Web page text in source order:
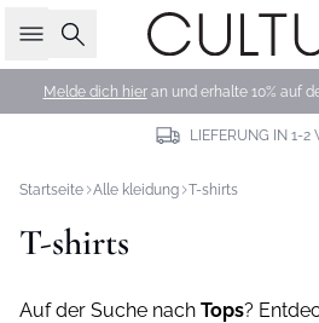
Suche
Melde dich hieran und erhalte 10% auf
LIEFERUNG IN 1-2
Startseite Alle kleidung T-shirts
T-shirts
Auf der Suche nach Tops?